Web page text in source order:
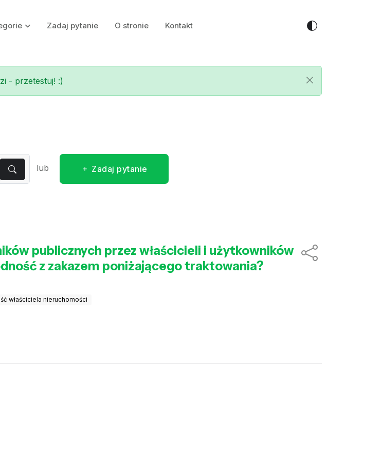
Zadaj pytanie O stronie Kontakt
- przetestuj! :)
lub Zadaj pytanie
publicznych przez właścicieli i użytkowników
z zakazem poniżającego traktowania?
właściciela nieruchomości